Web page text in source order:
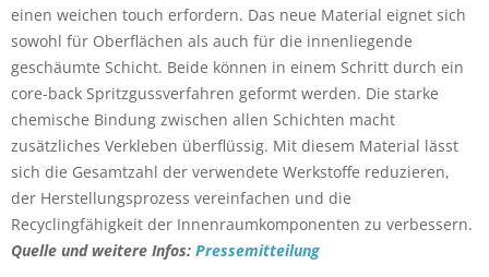
einen weichen touch erfordern. Das neue Material eignet sich
sowohl für Oberflächen als auch für die innenliegende
geschäumte Schicht. Beide können in einem Schritt durch ein
core-back Spritzgussverfahren geformt werden. Die starke
chemische Bindung zwischen allen Schichten macht
zusätzliches Verkleben überflüssig. Mit diesem Material lässt
sich die Gesamtzahl der verwendete Werkstoffe reduzieren,
der Herstellungsprozess vereinfachen und die
Recyclingfähigkeit der Innenraumkomponenten zu verbessern.
Quelle und weitere Infos: Pressemitteilung